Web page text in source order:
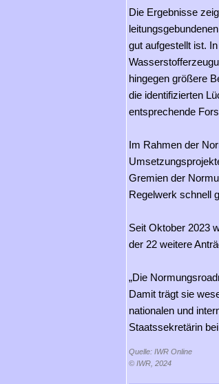
Die Ergebnisse
gut aufgestellt ist.
hingegen größere
die identifizierten
entsprechende
Im Rahmen der
Gremien der
Regelwerk schnell
Seit Oktober 2023
der 22 weitere
„Die
Damit trägt sie
nationalen und
Staatssekretärin
Quelle: IWR Online
© IWR, 2024